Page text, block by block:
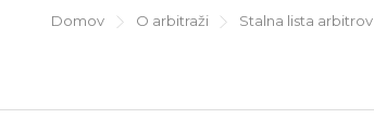
Domov O arbitraži Stalna lista arbitrov